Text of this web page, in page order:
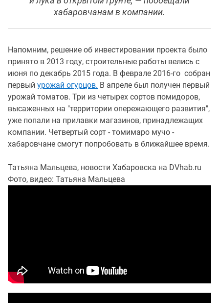
хабаровчанам в компании.
Напомним, решение об инвестировании проекта было
принято в 2013 году, строительные работы велись с
июня по декабрь 2015 года. В феврале 2016-го собран
первый урожай огурцов. В апреле был получен первый
урожай томатов. Три из четырех сортов помидоров,
высаженных на "территории опережающего развития",
уже попали на прилавки магазинов, принадлежащих
компании. Четвертый сорт - томимаро мучо -
хабаровчане смогут попробовать в ближайшее время.
Татьяна Мальцева, новости Хабаровска на DVhab.ru
Фото, видео: Татьяна Мальцева